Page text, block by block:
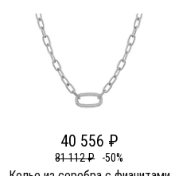
40 556 ₽
81 112 ₽ -50%